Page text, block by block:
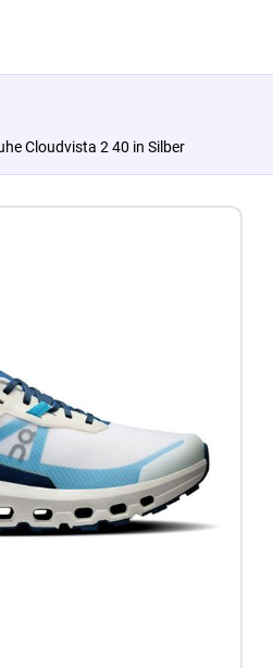
Cloudvista 2 40 in Silber